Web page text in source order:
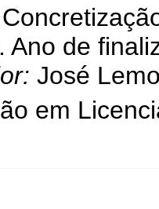
Ano de
José
em